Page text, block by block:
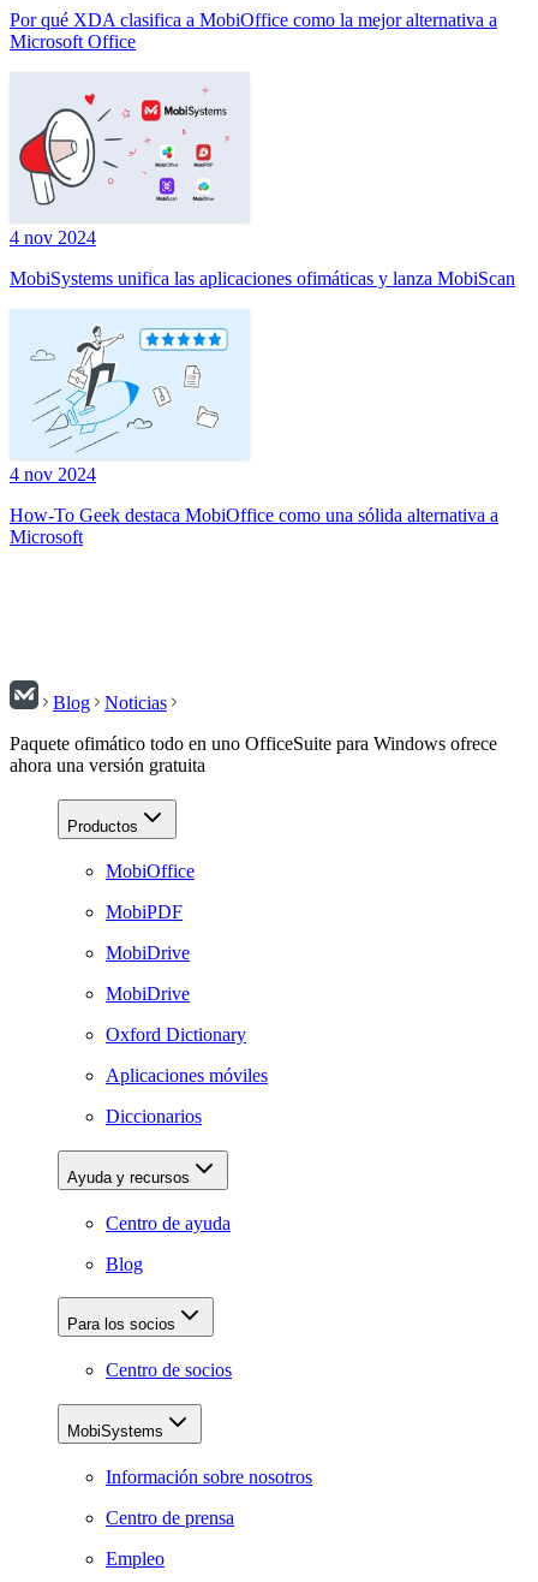
Por qué XDA clasifica a MobiOffice como la mejor alternativa a
Microsoft Office
4 nov 2024
MobiSystems unifica las aplicaciones ofimáticas y lanza MobiScan
4 nov 2024
How-To Geek destaca MobiOffice como una sólida alternativa a
Microsoft
Blog
Noticias
Paquete ofimático todo en uno OfficeSuite para Windows ofrece
ahora una versión gratuita
Productos
MobiOffice
MobiPDF
MobiDrive
MobiDrive
Oxford Dictionary
Aplicaciones móviles
Diccionarios
Ayuda y recursos
Centro de ayuda
Blog
Para los socios
Centro de socios
MobiSystems
Información sobre nosotros
Centro de prensa
Empleo